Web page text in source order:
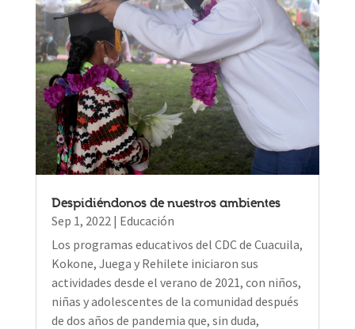
Despidiéndonos de nuestros ambientes
Sep 1, 2022 | Educación
Los programas educativos del CDC de Cuacuila,
Kokone, Juega y Rehilete iniciaron sus
actividades desde el verano de 2021, con niños,
niñas y adolescentes de la comunidad después
de dos años de pandemia que, sin duda,